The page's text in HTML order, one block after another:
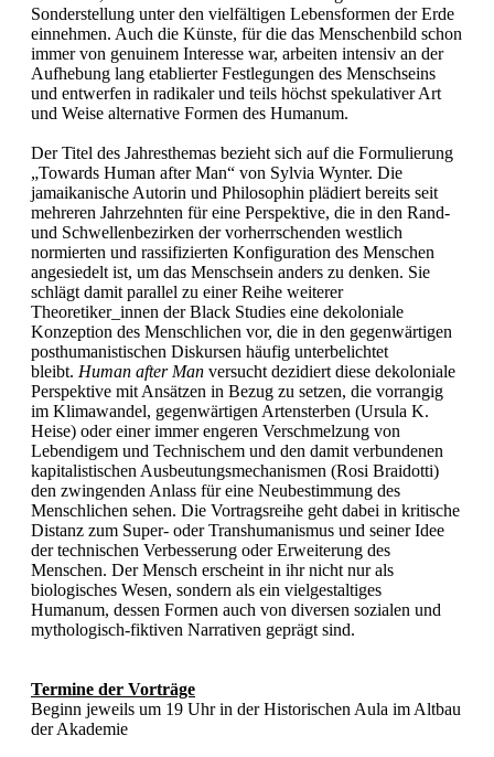
Sonderstellung unter den vielfältigen Lebensformen der Erde
einnehmen. Auch die Künste, für die das Menschenbild schon
immer von genuinem Interesse war, arbeiten intensiv an der
Aufhebung lang etablierter Festlegungen des Menschseins
und entwerfen in radikaler und teils höchst spekulativer Art
und Weise alternative Formen des Humanum.
Der Titel des Jahresthemas bezieht sich auf die Formulierung
„Towards Human after Man“ von Sylvia Wynter. Die
jamaikanische Autorin und Philosophin plädiert bereits seit
mehreren Jahrzehnten für eine Perspektive, die in den Rand-
und Schwellenbezirken der vorherrschenden westlich
normierten und rassifizierten Konfiguration des Menschen
angesiedelt ist, um das Menschsein anders zu denken. Sie
schlägt damit parallel zu einer Reihe weiterer
Theoretiker_innen der Black Studies eine dekoloniale
Konzeption des Menschlichen vor, die in den gegenwärtigen
posthumanistischen Diskursen häufig unterbelichtet
bleibt. Human after Man versucht dezidiert diese dekoloniale
Perspektive mit Ansätzen in Bezug zu setzen, die vorrangig
im Klimawandel, gegenwärtigen Artensterben (Ursula K.
Heise) oder einer immer engeren Verschmelzung von
Lebendigem und Technischem und den damit verbundenen
kapitalistischen Ausbeutungsmechanismen (Rosi Braidotti)
den zwingenden Anlass für eine Neubestimmung des
Menschlichen sehen. Die Vortragsreihe geht dabei in kritische
Distanz zum Super- oder Transhumanismus und seiner Idee
der technischen Verbesserung oder Erweiterung des
Menschen. Der Mensch erscheint in ihr nicht nur als
biologisches Wesen, sondern als ein vielgestaltiges
Humanum, dessen Formen auch von diversen sozialen und
mythologisch-fiktiven Narrativen geprägt sind.
Termine der Vorträge
Beginn jeweils um 19 Uhr in der Historischen Aula im Altbau
der Akademie